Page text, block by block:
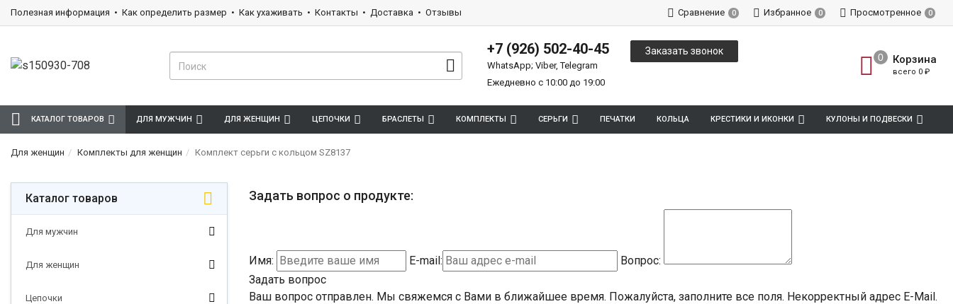
Полезная информация Как определить размер Как ухаживать Контакты Доставка Отзывы Сравнение 0 Избранное 0 Просмотренное 0
+7 (926) 502-40-45
WhatsApp; Viber, Telegram
Ежедневно с 10:00 до 19:00
Заказать звонок
Корзина
всего 0 ₽
КАТАЛОГ ТОВАРОВ ДЛЯ МУЖЧИН ДЛЯ ЖЕНЩИН ЦЕПОЧКИ БРАСЛЕТЫ КОМПЛЕКТЫ СЕРЬГИ ПЕЧАТКИ КОЛЬЦА КРЕСТИКИ И ИКОНКИ КУЛОНЫ И ПОДВЕСКИ
Для женщин Комплекты для женщин Комплект серьги с кольцом SZ8137
Каталог товаров
Для мужчин
Для женщин
Цепочки
Задать вопрос о продукте:
Имя: E-mail:
Вопрос:
Задать вопрос
Ваш вопрос отправлен. Мы свяжемся с Вами в ближайшее время. Пожалуйста, заполните все поля. Некорректный адрес E-Mail.